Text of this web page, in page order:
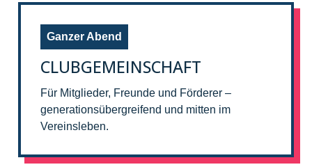
Ganzer Abend
CLUBGEMEINSCHAFT
Für Mitglieder, Freunde und Förderer –
generationsübergreifend und mitten im
Vereinsleben.